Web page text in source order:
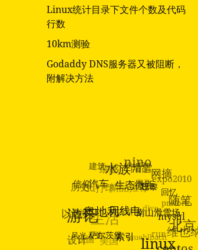
Linux统计目录下文件个数及代码
行数
10km测验
Godaddy DNS服务器又被阻断，
附解决方法
萨尔茨堡
风光人文
设计
法国 美国 muehlbach 维也纳
北京
mysql
南山滑雪场
奥地利
游记
以色列
上海生活
dive prefork
随笔
回忆
巴黎
生态微距
汽车
信仰
历史
3d打印精品推荐
罗马 expo2010
网摘
滑雪
水族
建筑
杂感 作品
nino